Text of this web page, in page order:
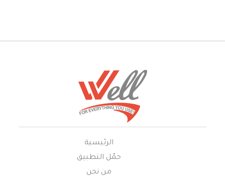
الرئيسية
حمّل التطبيق
من نحن